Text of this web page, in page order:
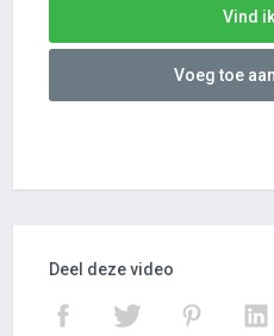
Vind
Voeg toe
Deel deze video